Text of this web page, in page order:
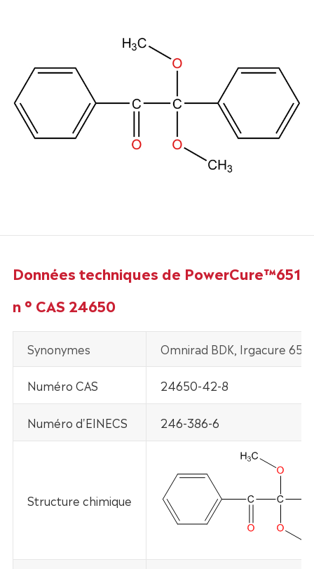
Données techniques de PowerCure™651
n ° CAS 24650
Synonymes Omnirad BDK, Irgacure 651
Numéro CAS 24650-42-8
Numéro d'EINECS 246-386-6
Structure chimique